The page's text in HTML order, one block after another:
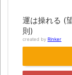
うでもい
8月26日
ョン」の新
凡庸な悪
運は操れる (
則)
created by Rinker